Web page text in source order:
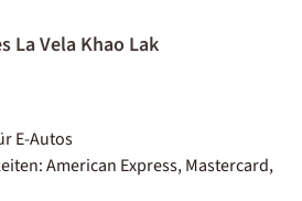
La Vela Khao Lak
E-Autos
American Express, Mastercard,